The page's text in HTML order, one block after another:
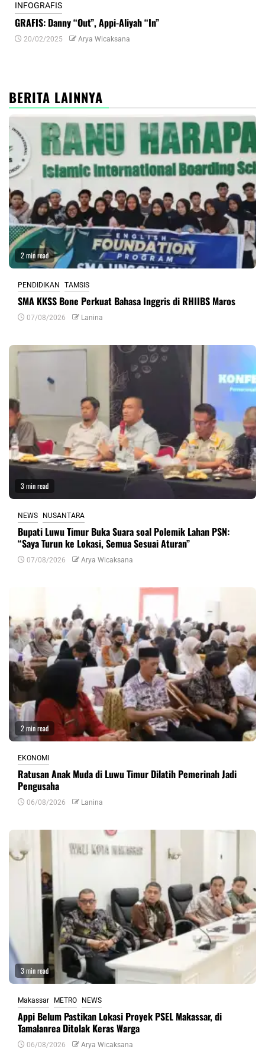
INFOGRAFIS
GRAFIS: Danny “Out”, Appi-Aliyah “In”
20/02/2025 Arya Wicaksana
BERITA LAINNYA
2 min read
PENDIDIKAN TAMSIS
SMA KKSS Bone Perkuat Bahasa Inggris di RHIIBS Maros
07/08/2026 Lanina
3 min read
NEWS NUSANTARA
Bupati Luwu Timur Buka Suara soal Polemik Lahan PSN:
“Saya Turun ke Lokasi, Semua Sesuai Aturan”
07/08/2026 Arya Wicaksana
2 min read
EKONOMI
Ratusan Anak Muda di Luwu Timur Dilatih Pemerinah Jadi
Pengusaha
06/08/2026 Lanina
3 min read
Makassar METRO NEWS
Appi Belum Pastikan Lokasi Proyek PSEL Makassar, di
Tamalanrea Ditolak Keras Warga
06/08/2026 Arya Wicaksana